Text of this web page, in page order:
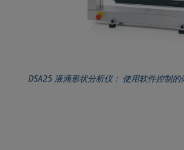
DSA25 液滴形状分析仪： 使用软件控制